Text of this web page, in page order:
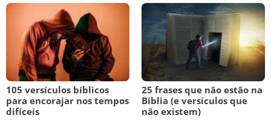
105 versículos bíblicos
para encorajar nos tempos
difíceis
25 frases que não estão na
Bíblia (e versículos que
não existem)